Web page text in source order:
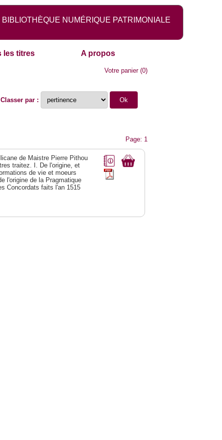
BIBLIOTHÈQUE NUMÉRIQUE PATRIMONIALE
les titres A propos
Votre panier(0)
Classer par :
Page: 1
de Maistre Pierre Pithou
traitez. I. De l'origine, et
de vie et moeurs
l'origine de la Pragmatique
Concordats faits l'an 1515